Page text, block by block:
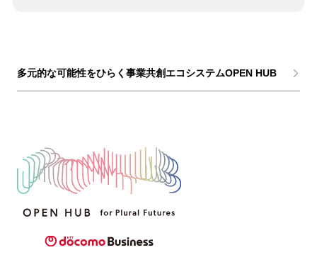
多元的な可能性をひらく事業共創エコシステムOPEN HUB